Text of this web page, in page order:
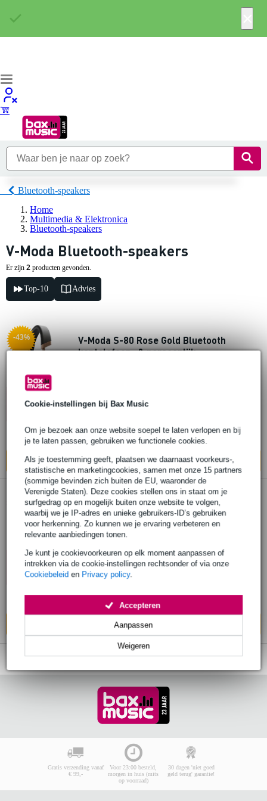
Cookie-instellingen bij Bax Music
Om je bezoek aan onze website soepel te laten verlopen en bij
je te laten passen, gebruiken we functionele cookies.
Als je toestemming geeft, plaatsen we daarnaast voorkeurs-,
statistische en marketingcookies, samen met onze 15 partners
(sommige bevinden zich buiten de EU, waaronder de
Verenigde Staten). Deze cookies stellen ons in staat om je
surfgedrag op en mogelijk buiten onze website te volgen,
waarbij we je IP-adres en unieke gebruikers-ID’s gebruiken
voor herkenning. Zo kunnen we je ervaring verbeteren en
relevante aanbiedingen tonen.
Je kunt je cookievoorkeuren op elk moment aanpassen of
intrekken via de cookie-instellingen rechtsonder of via onze
Cookiebeleid en Privacy policy.
Weigeren
Aanpassen
Accepteren
Bluetooth-speakers
Home
Multimedia & Elektronica
Bluetooth-speakers
V-Moda Bluetooth-speakers
Er zijn 2 producten gevonden.
Top-10 Advies
-43%
10% EXTRA
KORTING MET
V-Moda S-80 Rose Gold Bluetooth
koptelefoon- & persoonlijk
Ook in 1 winkelop voorraad
In mijn winkelwagen
Extra
10% EXTRA
KORTING MET
CODE: EXTRA10
(B-Stock) V-Moda S-80 Black Bluetooth
koptelefoon- & persoonlijk
speakersysteem
Adviesprijs € 297,- € 134,-
Op voorraad
Ook in1 winkelop voorraad
In mijn winkelwagen
Gratis verzending vanaf
€ 99,-
Voor 23:00 besteld,
morgen in huis (mits
op voorraad)
30 dagen 'niet goed
geld terug' garantie!